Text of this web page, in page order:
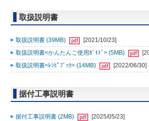
取扱説明書
取扱説明書 (39MB)
[2021/10/23]
取扱説明書<かんたんご使用ｶﾞｲﾄﾞ> (5MB)
取扱説明書<ﾚｼﾋﾟﾌﾞｯｸ> (14MB)
[2022/06/30]
据付工事説明書
据付工事説明書 (2MB) [2025/05/23]